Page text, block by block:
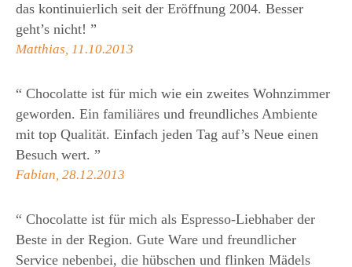
das kontinuierlich seit der Eröffnung 2004. Besser
geht’s nicht! ”
Matthias, 11.10.2013
“ Chocolatte ist für mich wie ein zweites Wohnzimmer
geworden. Ein familiäres und freundliches Ambiente
mit top Qualität. Einfach jeden Tag auf’s Neue einen
Besuch wert. ”
Fabian, 28.12.2013
“ Chocolatte ist für mich als Espresso-Liebhaber der
Beste in der Region. Gute Ware und freundlicher
Service nebenbei, die hübschen und flinken Mädels